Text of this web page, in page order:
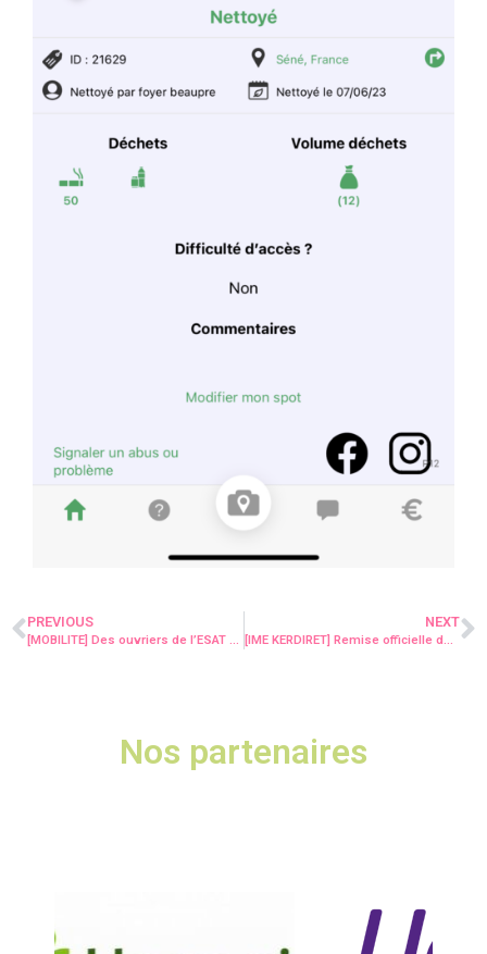
PREVIOUS
[MOBILITE] Des ouvriers de l’ESAT de Vannes, en plein test de leurs connaissances du code de la route, ce jeudi 8 juin !
NEXT
[IME KERDIRET] Remise officielle de diplômes au Tremplin !
Nos partenaires